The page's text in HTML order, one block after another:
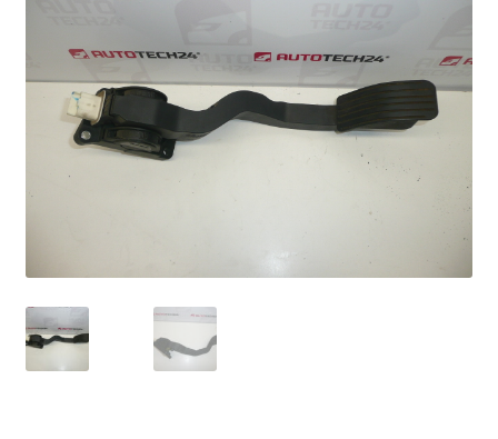
Klageprocedure
Kontakte
Levering
Om os